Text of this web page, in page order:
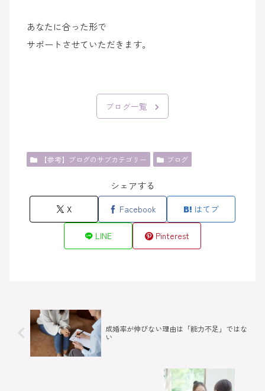
あなたに合った形で
サポートさせていただきます。
ブログ一覧
【参考】ブログのサブカテゴリー ブログ
シェアする
X Facebook はてブ
LINE Pinterest
成婚率が伸びない理由は「能力不足」ではな
い